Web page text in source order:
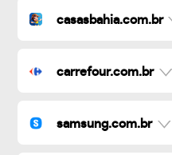
casasbahia.com.br
carrefour.com.br
samsung.com.br